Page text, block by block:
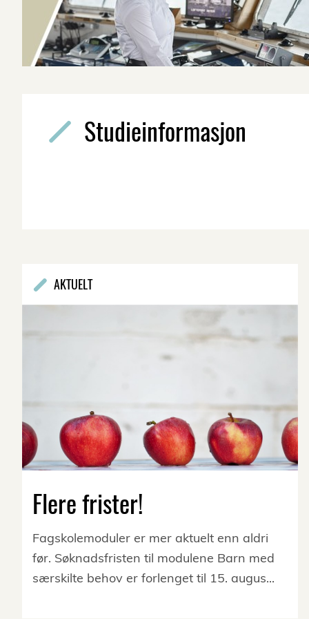
Studieinformasjon
AKTUELT
Flere frister!
Fagskolemoduler er mer aktuelt enn aldri
før. Søknadsfristen til modulene Barn med
særskilte behov er forlenget til 15. augus...